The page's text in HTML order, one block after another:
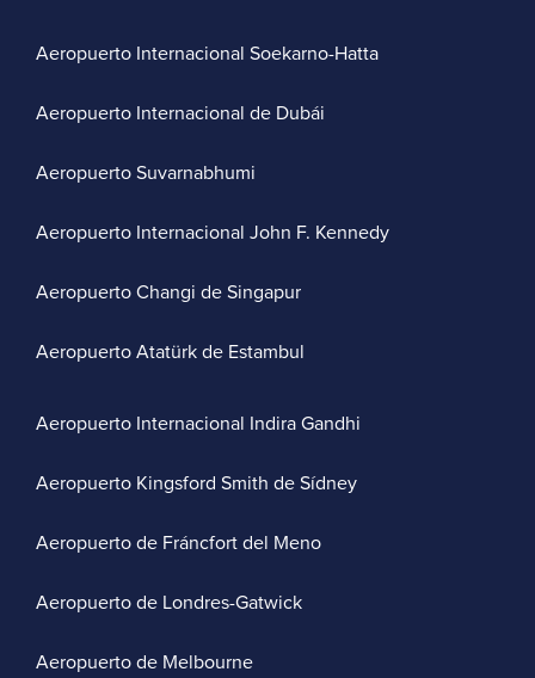
Aeropuerto Internacional Soekarno-Hatta
Aeropuerto Internacional de Dubái
Aeropuerto Suvarnabhumi
Aeropuerto Internacional John F. Kennedy
Aeropuerto Changi de Singapur
Aeropuerto Atatürk de Estambul
Aeropuerto Internacional Indira Gandhi
Aeropuerto Kingsford Smith de Sídney
Aeropuerto de Fráncfort del Meno
Aeropuerto de Londres-Gatwick
Aeropuerto de Melbourne